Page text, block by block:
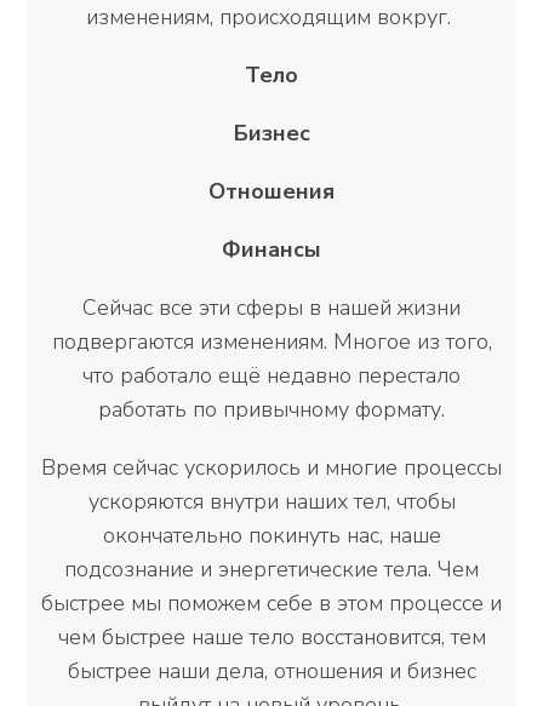
изменениям, происходящим вокруг.
Тело
Бизнес
Отношения
Финансы
Сейчас все эти сферы в нашей жизни
подвергаются изменениям. Многое из того,
что работало ещё недавно перестало
работать по привычному формату.
Время сейчас ускорилось и многие процессы
ускоряются внутри наших тел, чтобы
окончательно покинуть нас, наше
подсознание и энергетические тела. Чем
быстрее мы поможем себе в этом процессе и
чем быстрее наше тело восстановится, тем
быстрее наши дела, отношения и бизнес